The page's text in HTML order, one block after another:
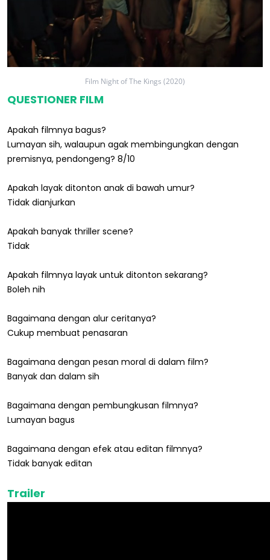
Film Night of The Kings (2020)
QUESTIONER FILM
Apakah filmnya bagus?
Lumayan sih, walaupun agak membingungkan dengan
premisnya, pendongeng? 8/10
Apakah layak ditonton anak di bawah umur?
Tidak dianjurkan
Apakah banyak thriller scene?
Tidak
Apakah filmnya layak untuk ditonton sekarang?
Boleh nih
Bagaimana dengan alur ceritanya?
Cukup membuat penasaran
Bagaimana dengan pesan moral di dalam film?
Banyak dan dalam sih
Bagaimana dengan pembungkusan filmnya?
Lumayan bagus
Bagaimana dengan efek atau editan filmnya?
Tidak banyak editan
Trailer